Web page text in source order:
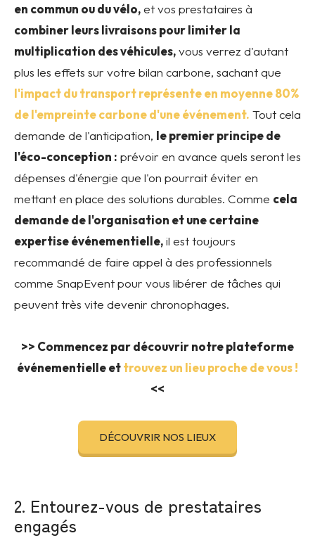
en commun ou du vélo,et vos prestataires à
combiner leurs livraisons pour limiter la
multiplication des véhicules,vous verrez d'autant
plus les effets sur votre bilan carbone, sachant que
l'impact du transport représente en moyenne 80%
de l'empreinte carbone d'une événement. Tout cela
demande de l'anticipation, le premier principe de
l'éco-conception : prévoir en avance quels seront les
dépenses d'énergie que l'on pourrait éviter en
mettant en place des solutions durables. Comme cela
demande de l'organisation et une certaine
expertise événementielle,il est toujours
recommandé de faire appel à des professionnels
comme SnapEvent pour vous libérer de tâches qui
peuvent très vite devenir chronophages.
>> Commencez par découvrir notre plateforme
événementielle ettrouvez un lieu proche de vous !
<<
DÉCOUVRIR NOS LIEUX
2. Entourez-vous de prestataires
engagés